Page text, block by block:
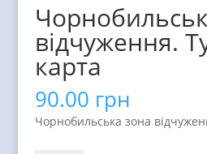
відчуження.
карта
90.00 грн
Чорнобильська зона